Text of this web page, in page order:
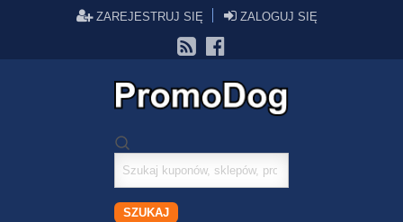
ZAREJESTRUJ SIĘ ZALOGUJ SIĘ
Szukaj
kuponów
SZUKAJ